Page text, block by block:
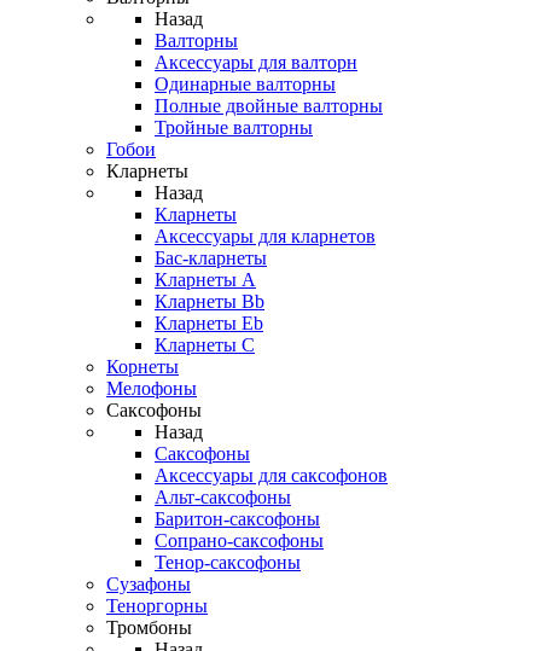
Назад
Валторны
Аксессуары для валторн
Одинарные валторны
Полные двойные валторны
Тройные валторны
Гобои
Кларнеты
Назад
Кларнеты
Аксессуары для кларнетов
Бас-кларнеты
Кларнеты A
Кларнеты Bb
Кларнеты Eb
Кларнеты С
Корнеты
Мелофоны
Саксофоны
Назад
Саксофоны
Аксессуары для саксофонов
Альт-саксофоны
Баритон-саксофоны
Сопрано-саксофоны
Тенор-саксофоны
Сузафоны
Теноргорны
Тромбоны